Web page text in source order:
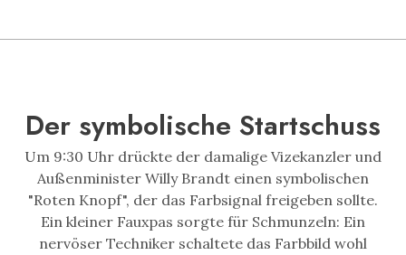
Der symbolische Startschuss
Um 9:30 Uhr drückte der damalige Vizekanzler und
Außenminister Willy Brandt einen symbolischen
"Roten Knopf", der das Farbsignal freigeben sollte.
Ein kleiner Fauxpas sorgte für Schmunzeln: Ein
nervöser Techniker schaltete das Farbbild wohl